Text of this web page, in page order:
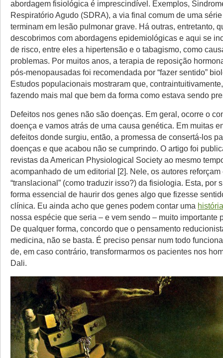
abordagem fisiológica é imprescindível. Exemplos,
Respiratório Agudo (SDRA), a via final comum de uma
terminam em lesão pulmonar grave. Há outras, entretanto,
descobrimos com abordagens epidemiológicas e aqui se
de risco, entre eles a hipertensão e o tabagismo, como
problemas. Por muitos anos, a terapia de reposição
pós-menopausadas foi recomendada por “fazer sentido”
Estudos populacionais mostraram que,
fazendo mais mal que bem da forma como estava sendo
Defeitos nos genes não são doenças. Em geral, ocorre o
doença e vamos atrás de uma causa genética. Em muitas
defeitos donde surgiu, então, a promessa de consertá-los
doenças e que acabou não se cumprindo. O artigo foi
revistas da American Physiological Society ao mesmo
acompanhado de um editorial [2]. Nele, os autores reforçam
“translacional” (como traduzir isso?) da fisiologia. Esta, por
forma essencial de haurir dos genes algo que fizesse
clínica. Eu ainda acho que genes podem contar uma
nossa espécie que seria – e vem sendo – muito importante
De qualquer forma, concordo que o pensamento
medicina, não se basta. É preciso pensar num todo
de, em caso contrário, transformarmos os pacientes nos
Dali.